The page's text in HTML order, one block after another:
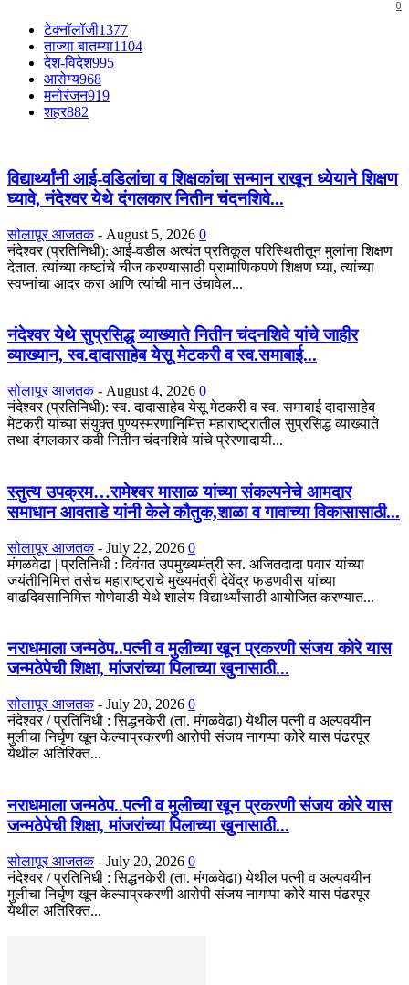
0
टेक्नॉलॉजी1377
ताज्या बातम्या1104
देश-विदेश995
आरोग्य968
मनोरंजन919
शहर882
विद्यार्थ्यांनी आई-वडिलांचा व शिक्षकांचा सन्मान राखून ध्येयाने शिक्षण
घ्यावे, नंदेश्वर येथे दंगलकार नितीन चंदनशिवे...
सोलापूर आजतक - August 5, 2026 0
नंदेश्वर (प्रतिनिधी): आई-वडील अत्यंत प्रतिकूल परिस्थितीतून मुलांना शिक्षण
देतात. त्यांच्या कष्टांचे चीज करण्यासाठी प्रामाणिकपणे शिक्षण घ्या, त्यांच्या
स्वप्नांचा आदर करा आणि त्यांची मान उंचावेल...
नंदेश्वर येथे सुप्रसिद्ध व्याख्याते नितीन चंदनशिवे यांचे जाहीर
व्याख्यान, स्व.दादासाहेब येसू मेटकरी व स्व.समाबाई...
सोलापूर आजतक - August 4, 2026 0
नंदेश्वर (प्रतिनिधी): स्व. दादासाहेब येसू मेटकरी व स्व. समाबाई दादासाहेब
मेटकरी यांच्या संयुक्त पुण्यस्मरणानिमित्त महाराष्ट्रातील सुप्रसिद्ध व्याख्याते
तथा दंगलकार कवी नितीन चंदनशिवे यांचे प्रेरणादायी...
स्तुत्य उपक्रम…रामेश्वर मासाळ यांच्या संकल्पनेचे आमदार
समाधान आवताडे यांनी केले कौतुक,शाळा व गावाच्या विकासासाठी...
सोलापूर आजतक - July 22, 2026 0
मंगळवेढा | प्रतिनिधी : दिवंगत उपमुख्यमंत्री स्व. अजितदादा पवार यांच्या
जयंतीनिमित्त तसेच महाराष्ट्राचे मुख्यमंत्री देवेंद्र फडणवीस यांच्या
वाढदिवसानिमित्त गोणेवाडी येथे शालेय विद्यार्थ्यांसाठी आयोजित करण्यात...
नराधमाला जन्मठेप..पत्नी व मुलीच्या खून प्रकरणी संजय कोरे यास
जन्मठेपेची शिक्षा, मांजरांच्या पिलाच्या खुनासाठी...
सोलापूर आजतक - July 20, 2026 0
नंदेश्वर / प्रतिनिधी : सिद्धनकेरी (ता. मंगळवेढा) येथील पत्नी व अल्पवयीन
मुलीचा निर्घृण खून केल्याप्रकरणी आरोपी संजय नागप्पा कोरे यास पंढरपूर
येथील अतिरिक्त...
नराधमाला जन्मठेप..पत्नी व मुलीच्या खून प्रकरणी संजय कोरे यास
जन्मठेपेची शिक्षा, मांजरांच्या पिलाच्या खुनासाठी...
सोलापूर आजतक - July 20, 2026 0
नंदेश्वर / प्रतिनिधी : सिद्धनकेरी (ता. मंगळवेढा) येथील पत्नी व अल्पवयीन
मुलीचा निर्घृण खून केल्याप्रकरणी आरोपी संजय नागप्पा कोरे यास पंढरपूर
येथील अतिरिक्त...